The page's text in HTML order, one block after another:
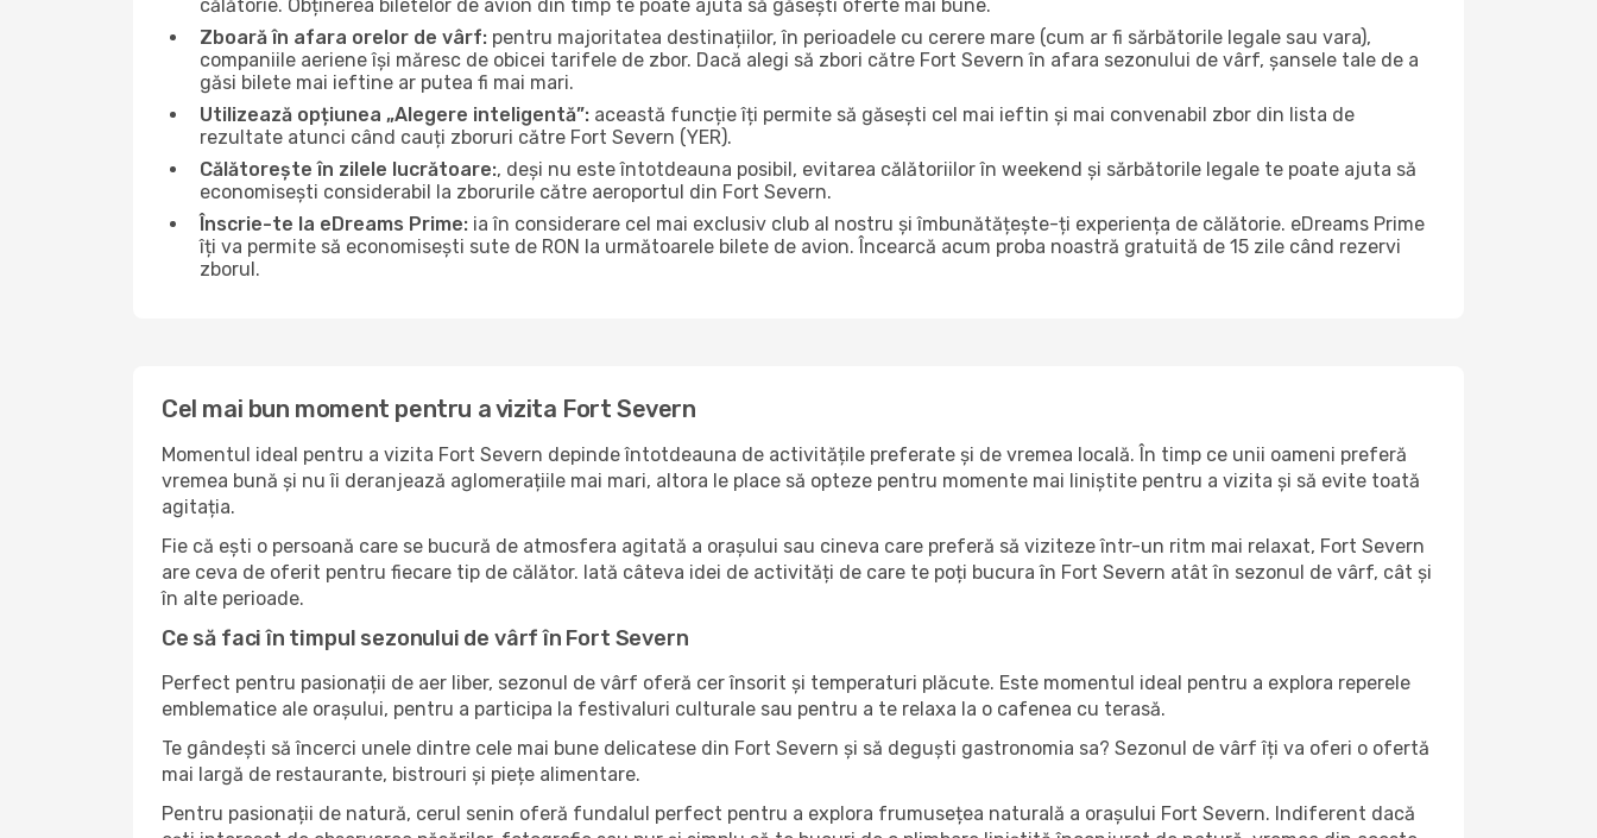
călătorie. Obținerea biletelor de avion din timp te poate ajuta să găsești oferte mai bune.
Zboară în afara orelor de vârf: pentru majoritatea destinațiilor, în perioadele cu cerere mare (cum ar fi sărbătorile legale sau vara),
companiile aeriene își măresc de obicei tarifele de zbor. Dacă alegi să zbori către Fort Severn în afara sezonului de vârf, șansele tale de a
găsi bilete mai ieftine ar putea fi mai mari.
Utilizează opțiunea „Alegere inteligentă”: această funcție îți permite să găsești cel mai ieftin și mai convenabil zbor din lista de
rezultate atunci când cauți zboruri către Fort Severn (YER).
Călătorește în zilele lucrătoare:, deși nu este întotdeauna posibil, evitarea călătoriilor în weekend și sărbătorile legale te poate ajuta să
economisești considerabil la zborurile către aeroportul din Fort Severn.
Înscrie-te la eDreams Prime: ia în considerare cel mai exclusiv club al nostru și îmbunătățește-ți experiența de călătorie. eDreams Prime
îți va permite să economisești sute de RON la următoarele bilete de avion. Încearcă acum proba noastră gratuită de 15 zile când rezervi
zborul.
Cel mai bun moment pentru a vizita Fort Severn
Momentul ideal pentru a vizita Fort Severn depinde întotdeauna de activitățile preferate și de vremea locală. În timp ce unii oameni preferă
vremea bună și nu îi deranjează aglomerațiile mai mari, altora le place să opteze pentru momente mai liniștite pentru a vizita și să evite toată
agitația.
Fie că ești o persoană care se bucură de atmosfera agitată a orașului sau cineva care preferă să viziteze într-un ritm mai relaxat, Fort Severn
are ceva de oferit pentru fiecare tip de călător. Iată câteva idei de activități de care te poți bucura în Fort Severn atât în ​​sezonul de vârf, cât și
în alte perioade.
Ce să faci în timpul sezonului de vârf în Fort Severn
Perfect pentru pasionații de aer liber, sezonul de vârf oferă cer însorit și temperaturi plăcute. Este momentul ideal pentru a explora reperele
emblematice ale orașului, pentru a participa la festivaluri culturale sau pentru a te relaxa la o cafenea cu terasă.
Te gândești să încerci unele dintre cele mai bune delicatese din Fort Severn și să deguști gastronomia sa? Sezonul de vârf îți va oferi o ofertă
mai largă de restaurante, bistrouri și piețe alimentare.
Pentru pasionații de natură, cerul senin oferă fundalul perfect pentru a explora frumusețea naturală a orașului Fort Severn. Indiferent dacă